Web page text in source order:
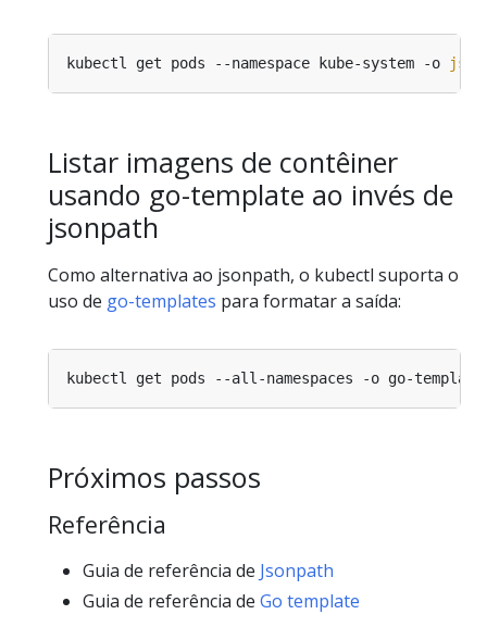
kubectl get pods --namespace kube-system -o
Listar imagens de contêiner
usando go-template ao invés de
jsonpath
Como alternativa ao jsonpath, o kubectl suporta o
uso de go-templates para formatar a saída:
kubectl get pods --all-namespaces -o go-
Próximos passos
Referência
Guia de referência de Jsonpath
Guia de referência de Go template